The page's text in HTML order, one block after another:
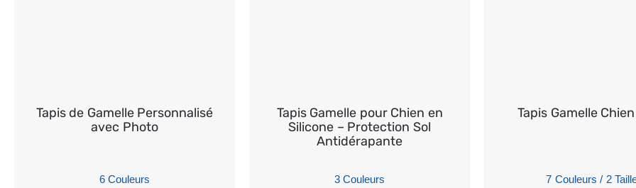
Tapis de Gamelle Personnalisé
avec Photo
6 Couleurs
Tapis Gamelle pour Chien en
Silicone – Protection Sol
Antidérapante
3 Couleurs
Tapis Gamelle
7 Couleurs / 2